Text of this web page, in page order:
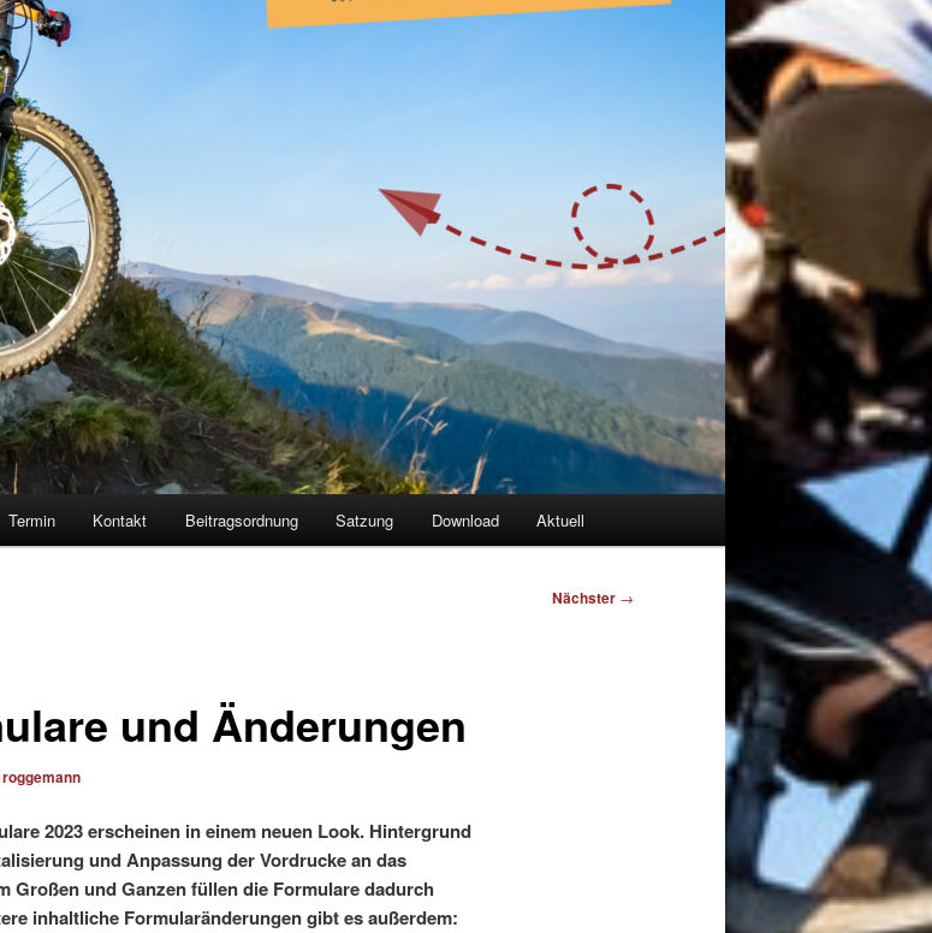
Termin Kontakt Beitragsordnung Satzung Download Aktuell
Nächster →
und Änderungen
roggemann
2023 erscheinen in einem neuen Look. Hintergrund
und Anpassung der Vordrucke an das
Großen und Ganzen füllen die Formulare dadurch
inhaltliche Formularänderungen gibt es außerdem: